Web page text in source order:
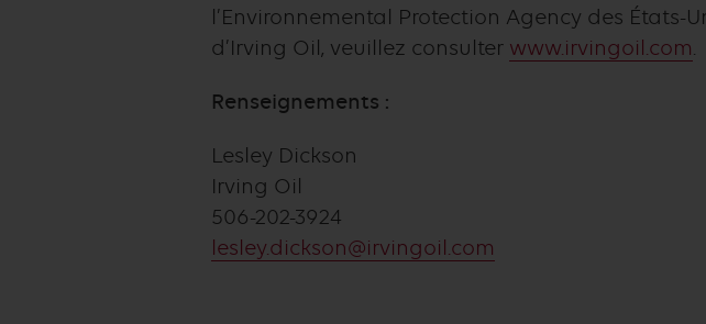
l’Environnemental Protection Agency des
d’Irving Oil, veuillez consulter www.irvingoil.com.
Renseignements :
Lesley Dickson
Irving Oil
506-202-3924
lesley.dickson@irvingoil.com